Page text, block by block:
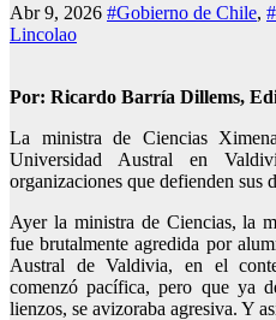
Abr 9, 2026 #Gobierno de Chile,
Lincolao
Por: Ricardo Barría Dillems,
La ministra de Ciencias
Universidad Austral en
organizaciones que defienden sus
Ayer la ministra de Ciencias, la
fue brutalmente agredida por
Austral de Valdivia, en el
comenzó pacífica, pero que ya
lienzos, se avizoraba agresiva. Y